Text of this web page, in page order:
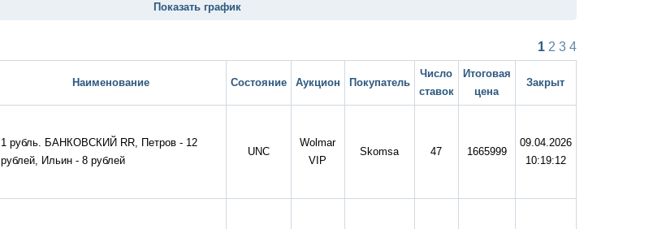
Показать график
1 2 3 4
Наименование Состояние Аукцион Покупатель
Число
ставок
Итоговая
цена
Закрыт
1 рубль. БАНКОВСКИЙ RR, Петров - 12
рублей, Ильин - 8 рублей
UNC
Wolmar
VIP
Skomsa 47 1665999
09.04.2026
10:19:12